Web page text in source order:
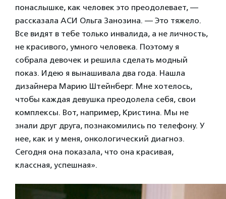
понаслышке, как человек это преодолевает, —
рассказала АСИ Ольга Занозина. — Это тяжело.
Все видят в тебе только инвалида, а не личность,
не красивого, умного человека. Поэтому я
собрала девочек и решила сделать модный
показ. Идею я вынашивала два года. Нашла
дизайнера Марию Штейнберг. Мне хотелось,
чтобы каждая девушка преодолела себя, свои
комплексы. Вот, например, Кристина. Мы не
знали друг друга, познакомились по телефону. У
нее, как и у меня, онкологический диагноз.
Сегодня она показала, что она красивая,
классная, успешная».